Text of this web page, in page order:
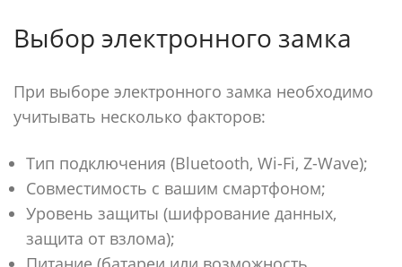
Выбор электронного замка
При выборе электронного замка необходимо
учитывать несколько факторов:
Тип подключения (Bluetooth, Wi-Fi, Z-Wave);
Совместимость с вашим смартфоном;
Уровень защиты (шифрование данных,
защита от взлома);